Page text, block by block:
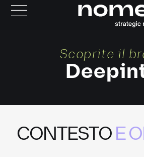
Scoprite il
CONTESTO E